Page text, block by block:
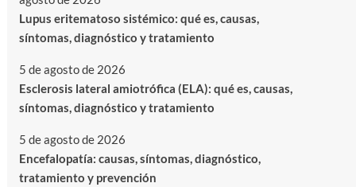
Lupus eritematoso sistémico: qué es, causas,
síntomas, diagnóstico y tratamiento
5 de agosto de 2026
Esclerosis lateral amiotrófica (ELA): qué es, causas,
síntomas, diagnóstico y tratamiento
5 de agosto de 2026
Encefalopatía: causas, síntomas, diagnóstico,
tratamiento y prevención